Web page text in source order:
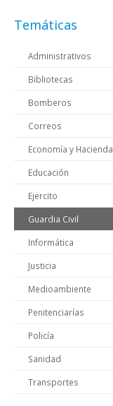
Temáticas
Administrativos
Bibliotecas
Bomberos
Correos
Economía y Hacienda
Educación
Ejercito
Guardia Civil
Informática
Justicia
Medioambiente
Penitenciarías
Policía
Sanidad
Transportes